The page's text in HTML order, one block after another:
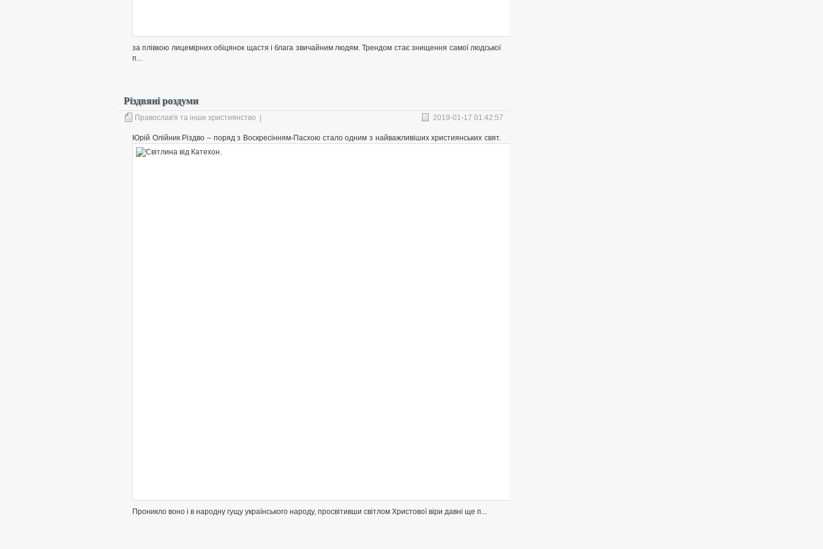
за плівкою лицемірних обіцянок щастя і блага звичайним людям. Трендом стає знищення самої людської
п...
Різдвяні роздуми
Православ'я та інше християнство 2019-01-17 01:42:57
Юрій Олійник Різдво – поряд з Воскресінням-Пасхою стало одним з найважливіших християнських свят.
Проникло воно і в народну гущу українського народу, просвітивши світлом Христової віри давні ще п...